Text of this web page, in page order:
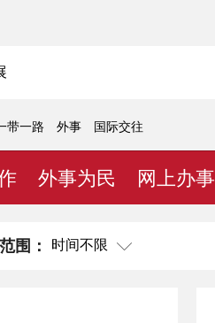
带一路 外事 国际交往
外事为民 网上办事
围： 时间不限